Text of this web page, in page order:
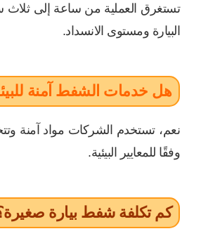
تستغرق العملية من ساعة إلى
البيارة ومستوى الانسداد.
هل خدمات الشفط آمنة
نعم، تستخدم الشركات مواد آمنة
وفقًا للمعايير البيئية.
كم تكلفة شفط بيارة